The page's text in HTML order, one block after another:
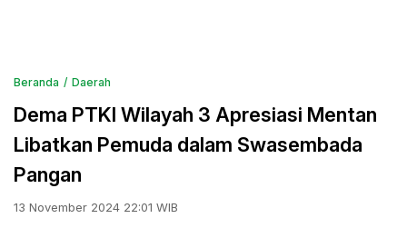
Beranda Daerah
Dema PTKI Wilayah 3 Apresiasi Mentan
Libatkan Pemuda dalam Swasembada
Pangan
13 November 2024 22:01 WIB